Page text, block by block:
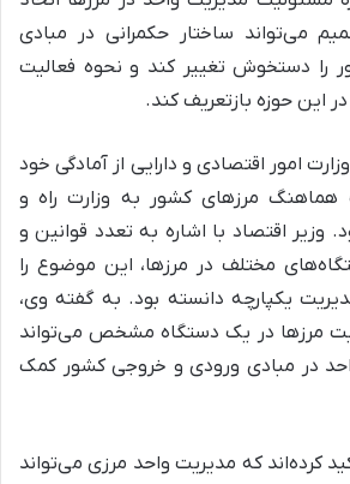
می‌تواند ساختار حکمرانی در مبادی
را دستخوش تغییر کند و نحوه فعالیت
این حوزه بازتعریف کند.
امور اقتصادی و دارایی از آمادگی خود
هماهنگ مرزهای کشور به وزارت راه و
وزیر اقتصاد با اشاره به تعدد قوانین و
مختلف در مرزها، این موضوع را
یکپارچه دانسته بود. به گفته وی،
مرزها در یک دستگاه مشخص می‌تواند
در مبادی ورودی و خروجی کشور کمک
کرده‌اند که مدیریت واحد مرزی می‌تواند